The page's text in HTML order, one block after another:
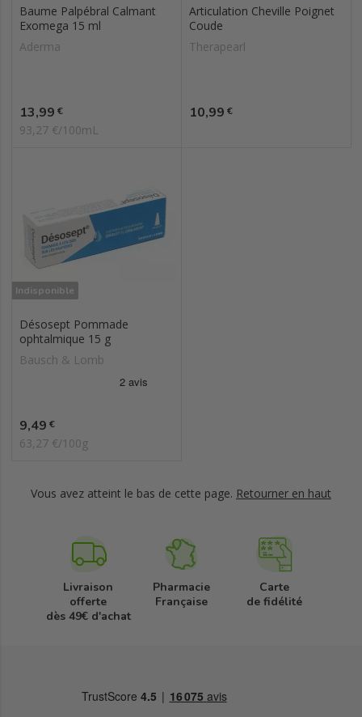
Baume Palpébral Calmant
Exomega 15 ml
Aderma
Prix
13,99 €
93,27 €/100mL
Articulation Cheville Poignet
Coude
Therapearl
Prix
10,99 €
Indisponible
Désosept Pommade
ophtalmique 15 g
Bausch & Lomb
Prix
9,49 €
63,27 €/100g
Vous avez atteint le bas de cette page. Retourner en haut
Livraison
offerte
dès 49€ d'achat
Pharmacie
Française
Carte
de fidélité